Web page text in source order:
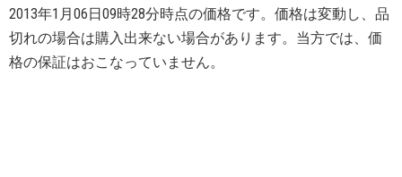
2013年1月06日09時28分時点の価格です。価格は変動し、品
切れの場合は購入出来ない場合があります。当方では、価
格の保証はおこなっていません。